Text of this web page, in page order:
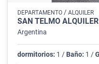
DEPARTAMENTO / ALQUILER
SAN TELMO
Argentina
dormitorios: 1 / Baño: 1 /